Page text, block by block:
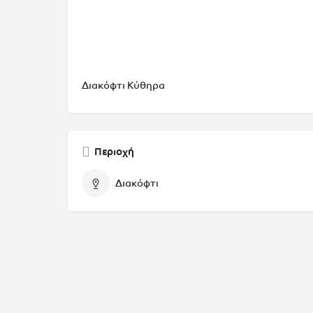
Διακόφτι Κύθηρα
Περιοχή
Διακόφτι